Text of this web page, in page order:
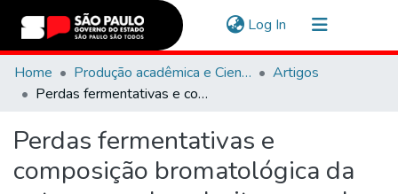
Log In (current)
Communities & Collections
Navigate
Statistics
Home Produção acadêmica e Científica
Artigos
Perdas fermentativas e composição bromatológica da entrecasca de palmito pupunha ensilada com aditivos químicos
Perdas fermentativas e
composição bromatológica da